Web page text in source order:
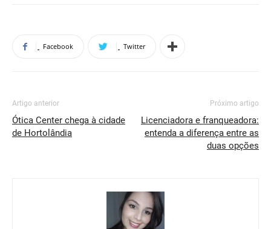
Facebook Twitter
Artigo anterior
Ótica Center chega à cidade
de Hortolândia
Próximo artigo
Licenciadora e franqueadora:
entenda a diferença entre as
duas opções